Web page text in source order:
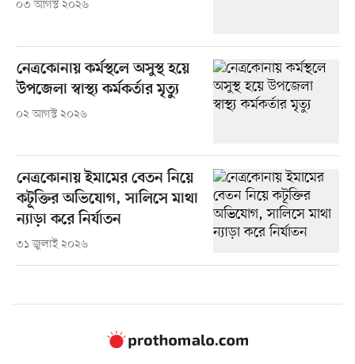
০৩ আগস্ট ২০২৬
নেত্রকোনায় কর্মস্থলে অসুস্থ হয়ে
উপজেলা স্বাস্থ্য কর্মকর্তার মৃত্যু
০২ আগস্ট ২০২৬
নেত্রকোনায় ইমামের বেতন নিয়ে
কটূক্তির অভিযোগ, সালিসে মাথা
ন্যাড়া করে নির্যাতন
৩১ জুলাই ২০২৬